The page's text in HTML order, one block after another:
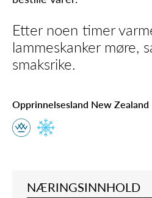
Etter noen timer
lammeskanker møre,
smaksrike.
Opprinnelsesland New Zealand
NÆRINGSINNHOLD